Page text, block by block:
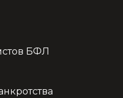
БФЛ